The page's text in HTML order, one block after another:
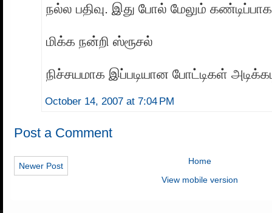
நல்ல பதிவு. இது போல் மேலும்
மிக்க நன்றி ஸ்ரூசல்
நிச்சயமாக இப்படியான போட்டிகள்
October 14, 2007 at 7:04 PM
Post a Comment
Newer Post
Home
View mobile version